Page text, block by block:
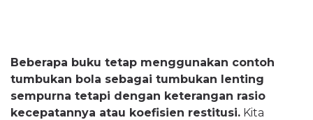
Beberapa buku tetap menggunakan contoh
tumbukan bola sebagai tumbukan lenting
sempurna tetapi dengan keterangan rasio
kecepatannya atau koefisien restitusi. Kita